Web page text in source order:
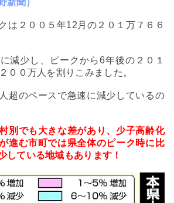
新聞）
は２００５年12月の２０１万７６６
減少し、ピークから6年後の２０１
００万人を割りこみました。
超のペースで急速に減少しているの
別でも大きな差があり、少子高齢化
進む市町では県全体のピーク時に比
している地域もあります！